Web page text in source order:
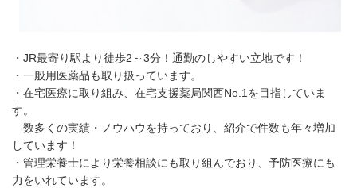
・JR最寄り駅より徒歩2～3分！通勤のしやすい立地です！
・一般用医薬品も取り扱っています。
・在宅医療に取り組み、在宅支援薬局関西No.1を目指していま
す。
数多くの実績・ノウハウを持っており、紹介で件数も年々増加
しています！
・管理栄養士により栄養相談にも取り組んでおり、予防医療にも
力をいれています。